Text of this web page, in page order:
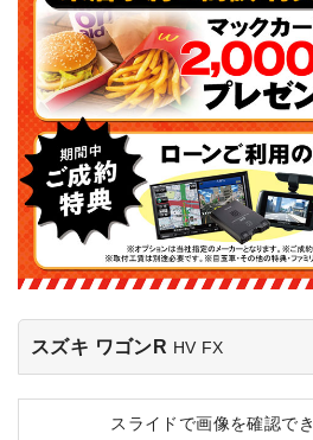
スズキ ワゴンR HV FX
スライドで画像を確認で